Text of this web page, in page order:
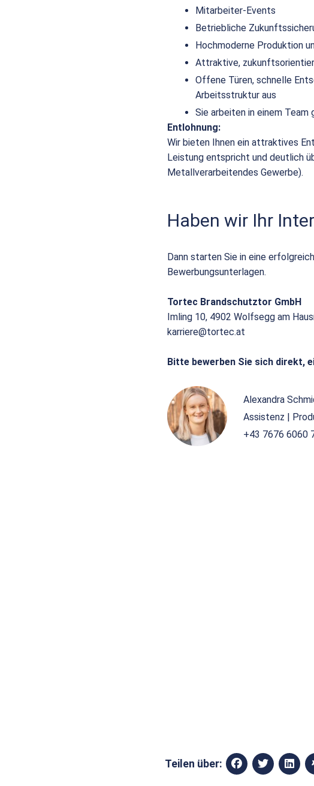
Mitarbeiter-Events
Betriebliche
Hochmoderne Produktion
Attraktive,
Offene Türen, schnelle
Arbeitsstruktur aus
Sie arbeiten in einem
Entlohnung:
Wir bieten Ihnen ein attraktives
Leistung entspricht und deutlich
Metallverarbeitendes Gewerbe).
Haben wir Ihr
Dann starten Sie in eine
Bewerbungsunterlagen.
Tortec Brandschutztor GmbH
Imling 10, 4902 Wolfsegg am
karriere@tortec.at
Bitte bewerben Sie sich direkt,
Alexandra
Assistenz |
+43 7676 6060
Teilen über: